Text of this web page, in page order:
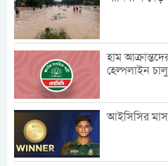
হাম
হেল্পলাইন
আইসিসির